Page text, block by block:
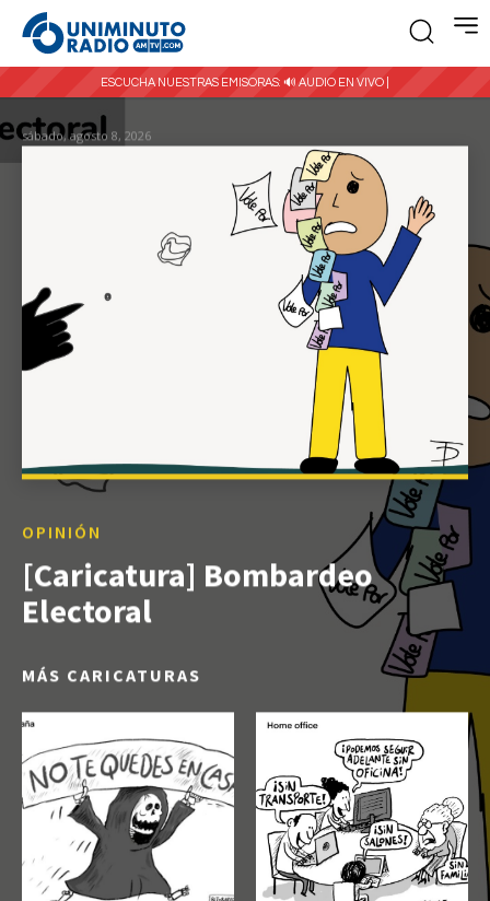
ESCUCHA NUESTRAS EMISORAS: 🔊 AUDIO EN VIVO |
sábado, agosto 8, 2026
OPINIÓN
[Caricatura] Bombardeo
Electoral
MÁS CARICATURAS